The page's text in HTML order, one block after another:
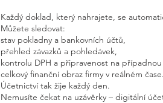
Každý doklad, který nahrajete, se
Můžete sledovat:
stav pokladny a bankovních účtů,
přehled závazků a pohledávek,
kontrolu DPH a připravenost na
celkový finanční obraz firmy v reálném čase.
Účetnictví tak žije každý den.
Nemusíte čekat na uzávěrky – digitální